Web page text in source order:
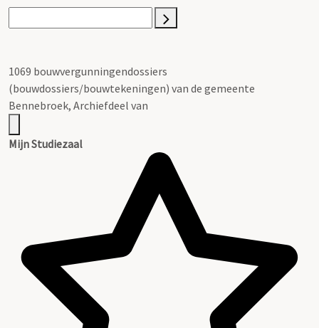
1069 bouwvergunningendossiers
(bouwdossiers/bouwtekeningen) van de gemeente
Bennebroek, Archiefdeel van
Mijn Studiezaal